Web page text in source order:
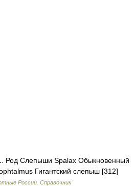
Род Слепыши Spalax Обыкновенный
Гигантский слепыш [312]
России. Справочник